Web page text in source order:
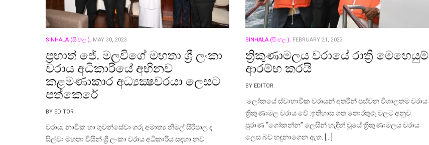
SINHALA (සිංහල ). MAY 30, 2023
ප්‍රභාත් ජේ. මලවිගේ මහතා ශ්‍රී ලංකා
වරාය අධිකාරියේ අභිනව
කළමණාකාර අධ්‍යක්‍ෂවරයා ලෙසට
පත්කෙරේ
BY EDITOR
වරාය, නාවික හා ගුවන්සේවා ගරු අමාත්‍ය නිමල් සිරිපාල ද
සිල්වා මහතා විසින් ශ්‍රී ලංකා වරාය අධිකාරිය සඳහා නව
SINHALA (සිංහල ). FEBRUARY 21, 2023
ත්‍රිකුණාමලය වරායේ රාත්‍රි මෙහෙයුම්
ආරම්භ කරයි
BY EDITOR
ලෝකයේ ස්වාභාවික වරායන් අතරින් පස්වන විශාලතම වරාය
ත්‍රිකුණාමල වරාය වේ .ඉතිහාස ගත තොරතුරු වලට අනුව
පුරාණ “ගෝකන්න” ලෙසින් හැඳින් වූයේ ත්‍රිකුණාමලය වරාය
ලෙස බව හඳුනාගෙන ඇත. […]